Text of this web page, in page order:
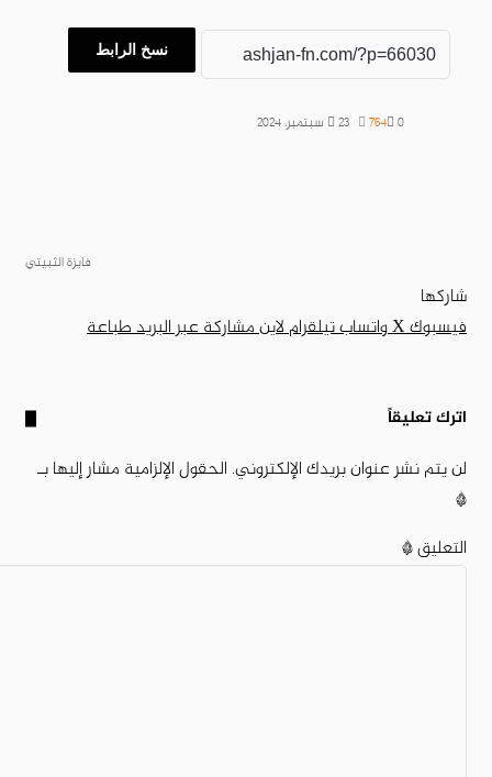
نسخ الرابط
فايزة الثبيتي
23 سبتمبر، 2024 0
764
شاركها
فيسبوك‫Xواتسابتيلقراملاينمشاركة عبر البريدطباعة
اترك تعليقاً
لن يتم نشر عنوان بريدك الإلكتروني. الحقول الإلزامية مشار إليها بـ
*
التعليق*